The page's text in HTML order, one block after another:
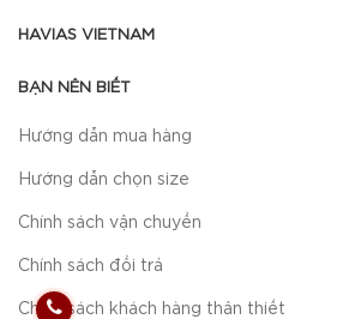
HAVIAS VIETNAM
BẠN NÊN BIẾT
Hướng dẫn mua hàng
Hướng dẫn chọn size
Chính sách vận chuyển
Chính sách đổi trả
Chính sách khách hàng thân thiết